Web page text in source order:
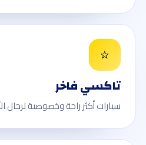
⭐
تاكسي فاخر
سيارات أكثر راحة وخصوصية لرجال